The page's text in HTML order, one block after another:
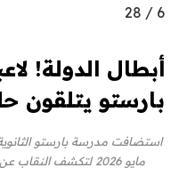
6
/
28
أبطال الدولة!
بارستو يتلقون
مايو 2026 لتكشف النقاب عن حلقات بطولة ولاية CIF المرتقبة.